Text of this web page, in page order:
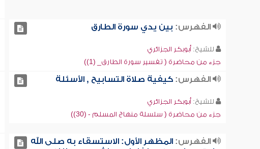
الفهرس: بين يدي سورة الطارق
للشيخ: أبوبكر الجزائري
جزء من محاضرة ( تفسير سورة الطارق_ (1))
الفهرس:كيفية صلاة التسابيح , الأسئلة
للشيخ: أبوبكر الجزائري
جزء من محاضرة ( سلسلة منهاج المسلم - (30))
الفهرس:المظهر الأول: الاستسقاء به صلى الله